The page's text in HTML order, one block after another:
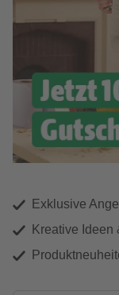
Exklusive
Kreative